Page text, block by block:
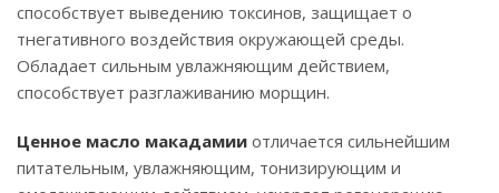
способствует выведению токсинов, защищает о
тнегативного воздействия окружающей среды.
Обладает сильным увлажняющим действием,
способствует разглаживанию морщин.
Ценное масло макадамии отличается сильнейшим
питательным, увлажняющим, тонизирующим и